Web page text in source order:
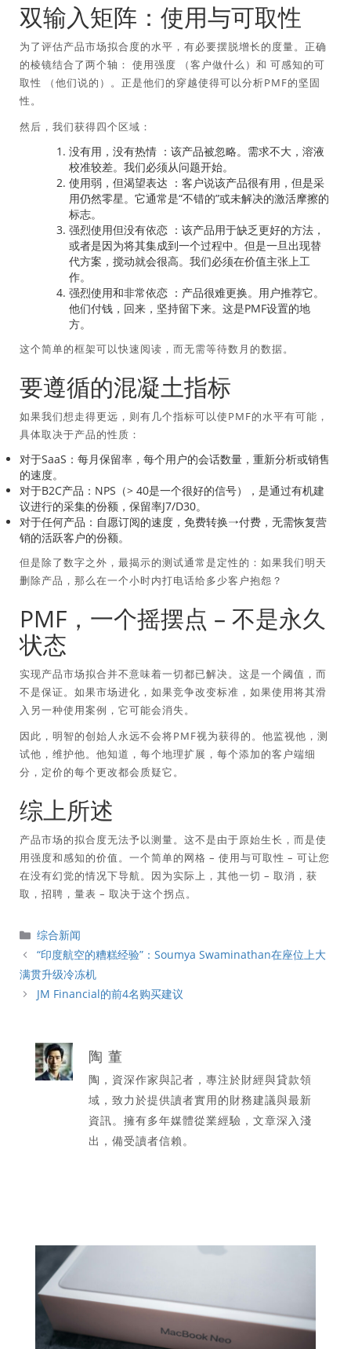
双输入矩阵：使用与可取性
为了评估产品市场拟合度的水平，有必要摆脱增长的度量。正确
的棱镜结合了两个轴： 使用强度 （客户做什么）和 可感知的可
取性 （他们说的）。正是他们的穿越使得可以分析PMF的坚固
性。
然后，我们获得四个区域：
没有用，没有热情 ：该产品被忽略。需求不大，溶液
校准较差。我们必须从问题开始。
使用弱，但渴望表达 ：客户说该产品很有用，但是采
用仍然零星。它通常是“不错的”或未解决的激活摩擦的
标志。
强烈使用但没有依恋 ：该产品用于缺乏更好的方法，
或者是因为将其集成到一个过程中。但是一旦出现替
代方案，搅动就会很高。我们必须在价值主张上工
作。
强烈使用和非常依恋 ：产品很难更换。用户推荐它。
他们付钱，回来，坚持留下来。这是PMF设置的地
方。
这个简单的框架可以快速阅读，而无需等待数月的数据。
要遵循的混凝土指标
如果我们想走得更远，则有几个指标可以使PMF的水平有可能，
具体取决于产品的性质：
对于SaaS：每月保留率，每个用户的会话数量，重新分析或销售
的速度。
对于B2C产品：NPS（> 40是一个很好的信号），是通过有机建
议进行的采集的份额，保留率J7/D30。
对于任何产品：自愿订阅的速度，免费转换→付费，无需恢复营
销的活跃客户的份额。
但是除了数字之外，最揭示的测试通常是定性的：如果我们明天
删除产品，那么在一个小时内打电话给多少客户抱怨？
PMF，一个摇摆点 – 不是永久
状态
实现产品市场拟合并不意味着一切都已解决。这是一个阈值，而
不是保证。如果市场进化，如果竞争改变标准，如果使用将其滑
入另一种使用案例，它可能会消失。
因此，明智的创始人永远不会将PMF视为获得的。他监视他，测
试他，维护他。他知道，每个地理扩展，每个添加的客户端细
分，定价的每个更改都会质疑它。
综上所述
产品市场的拟合度无法予以测量。这不是由于原始生长，而是使
用强度和感知的价值。一个简单的网格 – 使用与可取性 – 可让您
在没有幻觉的情况下导航。因为实际上，其他一切 – 取消，获
取，招聘，量表 – 取决于这个拐点。
分
類
综合新闻
“印度航空的糟糕经验”：Soumya Swaminathan在座位上大
满贯升级冷冻机
JM Financial的前4名购买建议
陶 董
陶，資深作家與記者，專注於財經與貸款領
域，致力於提供讀者實用的財務建議與最新
資訊。擁有多年媒體從業經驗，文章深入淺
出，備受讀者信賴。